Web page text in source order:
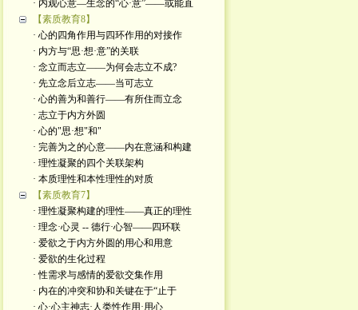
· 内观心意—生念的“心·意”——或能直
【素质教育8】
· 心的四角作用与四环作用的对接作
· 内方与“思·想·意”的关联
· 念立而志立——为何会志立不成?
· 先立念后立志——当可志立
· 心的善为和善行——有所住而立念
· 志立于内方外圆
· 心的"思·想"和"
· 完善为之的心意——内在意涵和构建
· 理性凝聚的四个关联架构
· 本质理性和本性理性的对质
【素质教育7】
· 理性凝聚构建的理性——真正的理性
· 理念·心灵 -- 德行·心智——四环联
· 爱欲之于内方外圆的用心和用意
· 爱欲的生化过程
· 性需求与感情的爱欲交集作用
· 内在的冲突和协和关键在于“止于
· 心·心主神志·人类性作用·用心